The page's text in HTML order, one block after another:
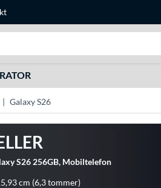
Galaxy S26
S26 256GB, Mobiltelefon
cm (6,3 tommer)